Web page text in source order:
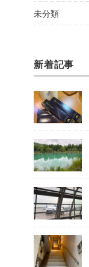
未分類
新着記事